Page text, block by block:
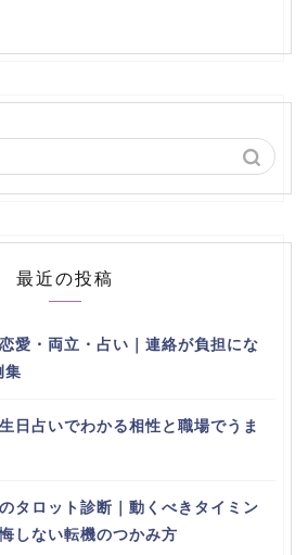
最近の投稿
愛・両立・占い｜連絡が負担にな
集
日占いでわかる相性と職場でうま
タロット診断｜動くべきタイミン
しない転機のつかみ方